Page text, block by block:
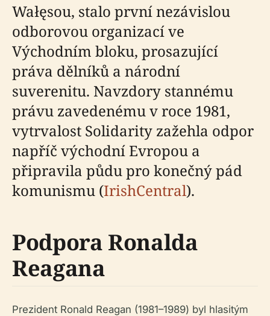
Wałęsou, stalo první nezávislou
odborovou organizací ve
Východním bloku, prosazující
práva dělníků a národní
suverenitu. Navzdory stannému
právu zavedenému v roce 1981,
vytrvalost Solidarity zažehla odpor
napříč východní Evropou a
připravila půdu pro konečný pád
komunismu (IrishCentral).
Podpora Ronalda
Reagana
Prezident Ronald Reagan (1981–1989) byl hlasitým